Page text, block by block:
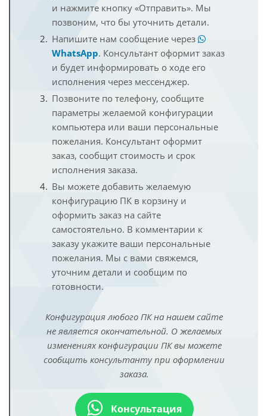
и нажмите кнопку «Отправить». Мы
позвоним, что бы уточнить детали.
Напишите нам сообщение через
WhatsApp. Консультант оформит заказ
и будет информировать о ходе его
исполнения через мессенджер.
Позвоните по телефону, сообщите
параметры желаемой конфигурации
компьютера или ваши персональные
пожелания. Консультант оформит
заказ, сообщит стоимость и срок
исполнения заказа.
Вы можете добавить желаемую
конфигурацию ПК в корзину и
оформить заказ на сайте
самостоятельно. В комментарии к
заказу укажите ваши персональные
пожелания. Мы с вами свяжемся,
уточним детали и сообщим по
готовности.
Конфигурация любого ПК на нашем сайте
не является окончательной. О желаемых
изменениях конфигурации ПК вы можете
сообщить консультанту при оформлении
заказа.
Консультация